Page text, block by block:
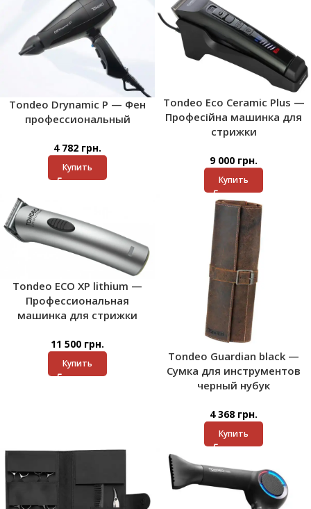
Tondeo Drynamic P — Фен
профессиональный
4 782 грн.
Купить
Tondeo Eco Ceramic Plus —
Професійна машинка для
стрижки
9 000 грн.
Купить
Tondeo ECO XP lithium —
Профессиональная
машинка для стрижки
11 500 грн.
Купить
Tondeo Guardian black —
Сумка для инструментов
черный нубук
4 368 грн.
Купить